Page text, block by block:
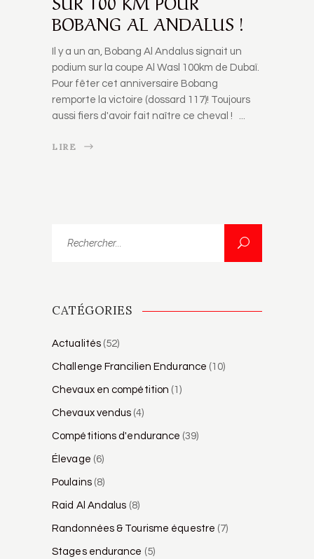
BOBANG AL ANDALUS !
Il y a un an, Bobang Al Andalus signait un
podium sur la coupe Al Wasl 100km de Dubaï.
Pour fêter cet anniversaire Bobang
remporte la victoire (dossard 117)! Toujours
aussi fiers d'avoir fait naître ce cheval !
LIRE
CATÉGORIES
Actualités (52)
Challenge Francilien Endurance (10)
Chevaux en compétition (1)
Chevaux vendus (4)
Compétitions d'endurance (39)
Élevage (6)
Poulains(8)
Raid Al Andalus (8)
Randonnées & Tourisme équestre (7)
Stages endurance (5)